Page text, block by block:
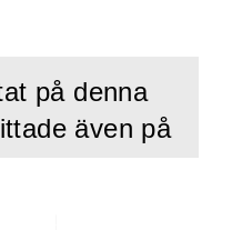
på denna
även på